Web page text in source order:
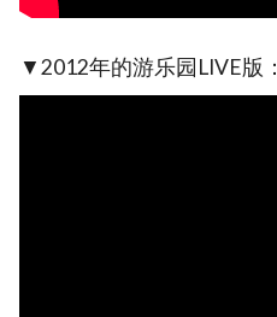
▼2012年的游乐园LIVE版：